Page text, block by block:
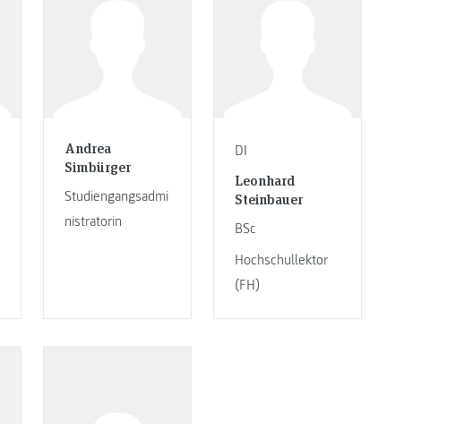
Andrea
Simbürger
Studiengangsadmi
nistratorin
DI
Leonhard
Steinbauer
BSc
Hochschullektor
(FH)